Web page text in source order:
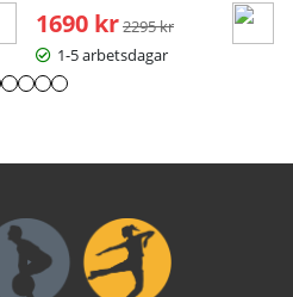
1690 kr Ordinarie pris:
2295 kr
1-5 arbetsdagar